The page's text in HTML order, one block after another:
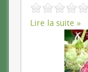
Lire la suite